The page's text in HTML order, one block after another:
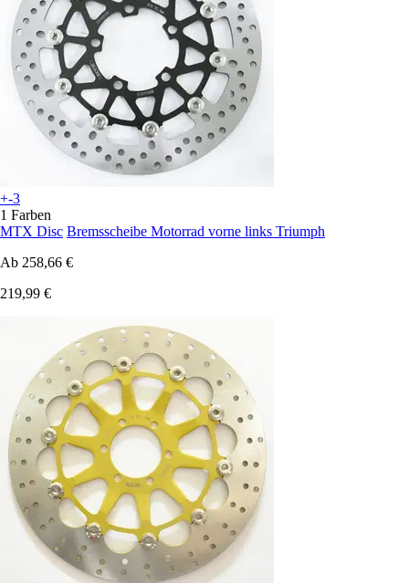
+-3
1 Farben
MTX Disc Bremsscheibe Motorrad vorne links Triumph
Ab 258,66 €
219,99 €